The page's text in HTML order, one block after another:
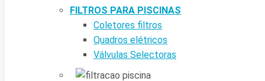
FILTROS PARA PISCINAS
Coletores filtros
Quadros elétricos
Válvulas Selectoras